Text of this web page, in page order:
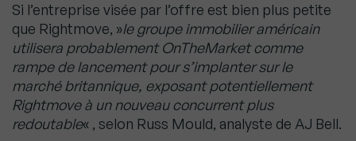
Si l’entreprise visée par l’offre est bien plus petite
que Rightmove, »le groupe immobilier américain
utilisera probablement OnTheMarket comme
rampe de lancement pour s’implanter sur le
marché britannique, exposant potentiellement
Rightmove à un nouveau concurrent plus
redoutable« , selon Russ Mould, analyste de AJ Bell.